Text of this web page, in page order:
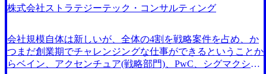
絡させていただきます。 ● 一日で最終面接まで完了する選
面談それぞれ最大1時間を想定しております ・実施前日まで
に日程およびURLを共有させていただきます ・面接および
条件面談ともに、どの時間開始となってもご対応いただける
株式会社ストラテジーテック・コンサルティング
会社規模自体は新しいが、全体の4割を戦略案件を占め、か
つまだ創業期でチャレンジングな仕事ができるということか
らベイン、アクセンチュア(戦略部門)、PwC、シグマクシ